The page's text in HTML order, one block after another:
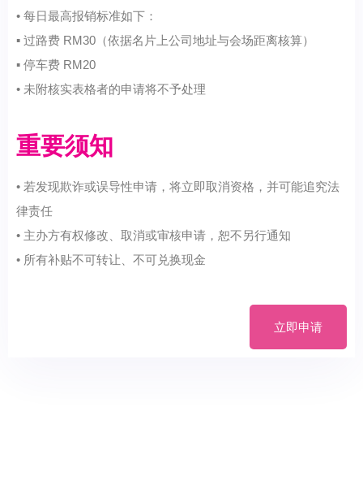
• 每日最高报销标准如下：
▪ 过路费 RM30（依据名片上公司地址与会场距离核算）
▪ 停车费 RM20
• 未附核实表格者的申请将不予处理
重要须知
• 若发现欺诈或误导性申请，将立即取消资格，并可能追究法
律责任
• 主办方有权修改、取消或审核申请，恕不另行通知
• 所有补贴不可转让、不可兑换现金
立即申请